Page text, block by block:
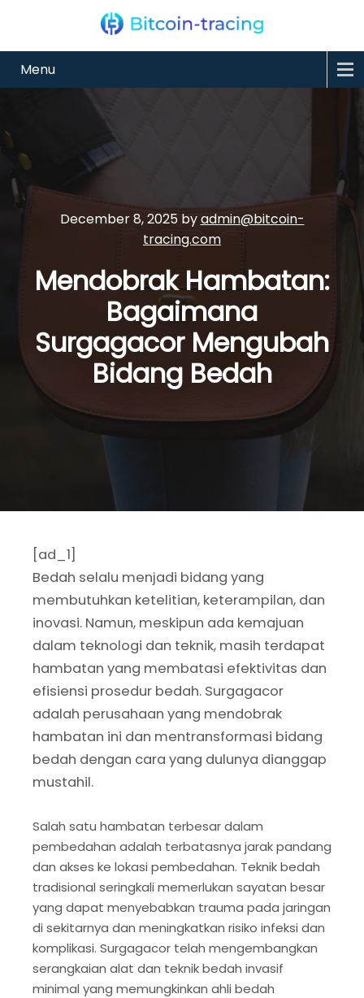
Menu
December 8, 2025byadmin@bitcoin-
tracing.com
Mendobrak Hambatan:
Bagaimana
Surgagacor Mengubah
Bidang Bedah
[ad_1]
Bedah selalu menjadi bidang yang
membutuhkan ketelitian, keterampilan, dan
inovasi. Namun, meskipun ada kemajuan
dalam teknologi dan teknik, masih terdapat
hambatan yang membatasi efektivitas dan
efisiensi prosedur bedah. Surgagacor
adalah perusahaan yang mendobrak
hambatan ini dan mentransformasi bidang
bedah dengan cara yang dulunya dianggap
mustahil.
Salah satu hambatan terbesar dalam
pembedahan adalah terbatasnya jarak pandang
dan akses ke lokasi pembedahan. Teknik bedah
tradisional seringkali memerlukan sayatan besar
yang dapat menyebabkan trauma pada jaringan
di sekitarnya dan meningkatkan risiko infeksi dan
komplikasi. Surgagacor telah mengembangkan
serangkaian alat dan teknik bedah invasif
minimal yang memungkinkan ahli bedah